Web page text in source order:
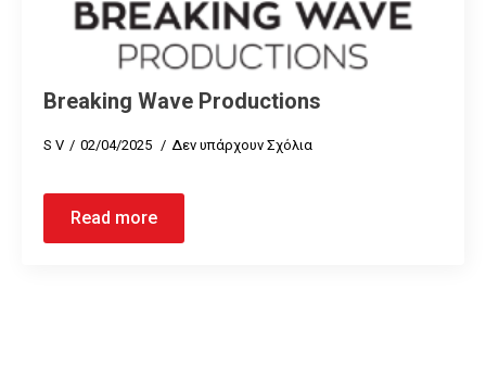
Breaking Wave Productions
S V 02/04/2025 Δεν υπάρχουν Σχόλια
Read more